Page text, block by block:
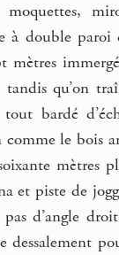
à double
mètres
tandis qu’on
bardé
comme le bois
mètres
et piste de
pas d’angle
dessalement